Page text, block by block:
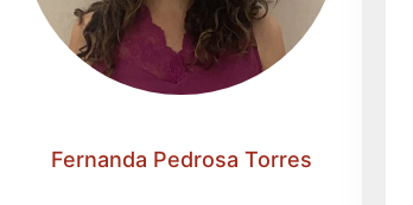
Fernanda Pedrosa Torres